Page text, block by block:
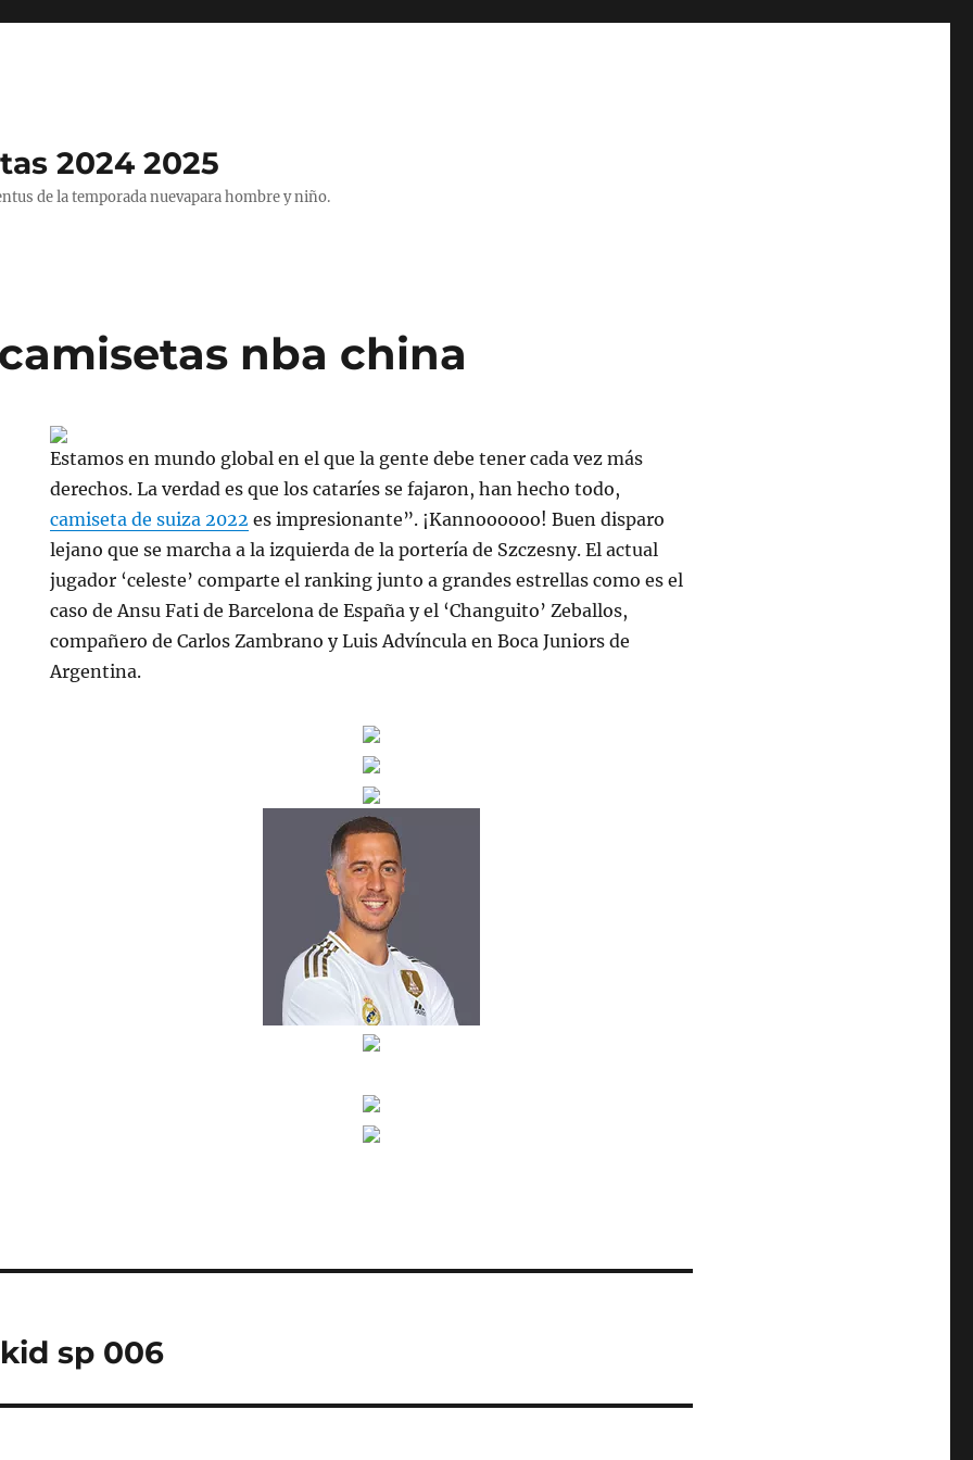
2024 2025
de la temporada nuevapara hombre y niño.
nba china
Estamos en mundo global en el que la gente debe tener cada vez más
derechos. La verdad es que los cataríes se fajaron, han hecho todo,
camiseta de suiza 2022 es impresionante”. ¡Kannoooooo! Buen disparo
lejano que se marcha a la izquierda de la portería de Szczesny. El actual
jugador ‘celeste’ comparte el ranking junto a grandes estrellas como es el
caso de Ansu Fati de Barcelona de España y el ‘Changuito’ Zeballos,
compañero de Carlos Zambrano y Luis Advíncula en Boca Juniors de
Argentina.
sp 006